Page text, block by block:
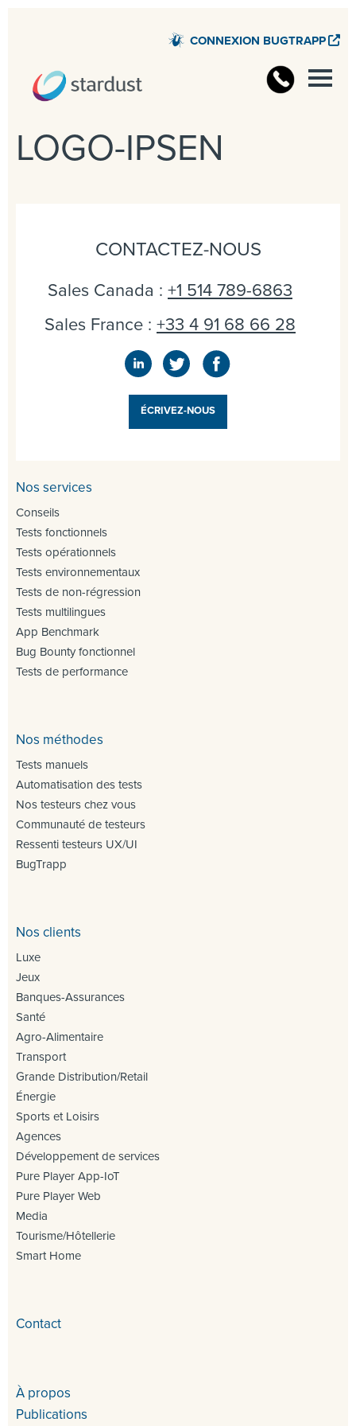
CONNEXION BUGTRAPP
LOGO-IPSEN
CONTACTEZ-NOUS
Sales Canada : +1 514 789-6863
Sales France : +33 4 91 68 66 28
ÉCRIVEZ-NOUS
Nos services
Conseils
Tests fonctionnels
Tests opérationnels
Tests environnementaux
Tests de non-régression
Tests multilingues
App Benchmark
Bug Bounty fonctionnel
Tests de performance
Nos méthodes
Tests manuels
Automatisation des tests
Nos testeurs chez vous
Communauté de testeurs
Ressenti testeurs UX/UI
BugTrapp
Nos clients
Luxe
Jeux
Banques-Assurances
Santé
Agro-Alimentaire
Transport
Grande Distribution/Retail
Énergie
Sports et Loisirs
Agences
Développement de services
Pure Player App-IoT
Pure Player Web
Media
Tourisme/Hôtellerie
Smart Home
Contact
À propos
Publications